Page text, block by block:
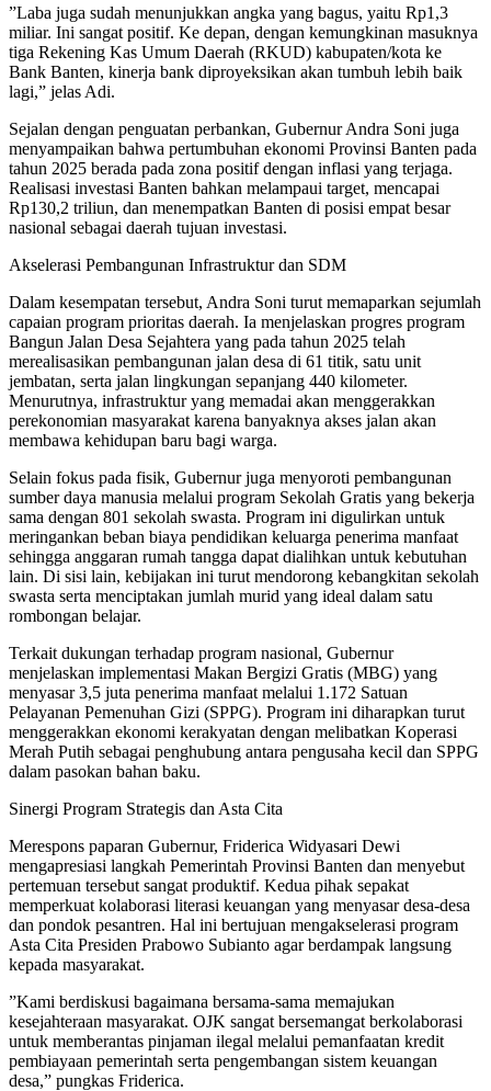
​”Laba juga sudah menunjukkan angka yang bagus, yaitu Rp1,3
miliar. Ini sangat positif. Ke depan, dengan kemungkinan masuknya
tiga Rekening Kas Umum Daerah (RKUD) kabupaten/kota ke
Bank Banten, kinerja bank diproyeksikan akan tumbuh lebih baik
lagi,” jelas Adi.
​Sejalan dengan penguatan perbankan, Gubernur Andra Soni juga
menyampaikan bahwa pertumbuhan ekonomi Provinsi Banten pada
tahun 2025 berada pada zona positif dengan inflasi yang terjaga.
Realisasi investasi Banten bahkan melampaui target, mencapai
Rp130,2 triliun, dan menempatkan Banten di posisi empat besar
nasional sebagai daerah tujuan investasi.
​Akselerasi Pembangunan Infrastruktur dan SDM
Dalam kesempatan tersebut, Andra Soni turut memaparkan sejumlah
capaian program prioritas daerah. Ia menjelaskan progres program
Bangun Jalan Desa Sejahtera yang pada tahun 2025 telah
merealisasikan pembangunan jalan desa di 61 titik, satu unit
jembatan, serta jalan lingkungan sepanjang 440 kilometer.
Menurutnya, infrastruktur yang memadai akan menggerakkan
perekonomian masyarakat karena banyaknya akses jalan akan
membawa kehidupan baru bagi warga.
​Selain fokus pada fisik, Gubernur juga menyoroti pembangunan
sumber daya manusia melalui program Sekolah Gratis yang bekerja
sama dengan 801 sekolah swasta. Program ini digulirkan untuk
meringankan beban biaya pendidikan keluarga penerima manfaat
sehingga anggaran rumah tangga dapat dialihkan untuk kebutuhan
lain. Di sisi lain, kebijakan ini turut mendorong kebangkitan sekolah
swasta serta menciptakan jumlah murid yang ideal dalam satu
rombongan belajar.
​Terkait dukungan terhadap program nasional, Gubernur
menjelaskan implementasi Makan Bergizi Gratis (MBG) yang
menyasar 3,5 juta penerima manfaat melalui 1.172 Satuan
Pelayanan Pemenuhan Gizi (SPPG). Program ini diharapkan turut
menggerakkan ekonomi kerakyatan dengan melibatkan Koperasi
Merah Putih sebagai penghubung antara pengusaha kecil dan SPPG
dalam pasokan bahan baku.
​Sinergi Program Strategis dan Asta Cita
Merespons paparan Gubernur, Friderica Widyasari Dewi
mengapresiasi langkah Pemerintah Provinsi Banten dan menyebut
pertemuan tersebut sangat produktif. Kedua pihak sepakat
memperkuat kolaborasi literasi keuangan yang menyasar desa-desa
dan pondok pesantren. Hal ini bertujuan mengakselerasi program
Asta Cita Presiden Prabowo Subianto agar berdampak langsung
kepada masyarakat.
​”Kami berdiskusi bagaimana bersama-sama memajukan
kesejahteraan masyarakat. OJK sangat bersemangat berkolaborasi
untuk memberantas pinjaman ilegal melalui pemanfaatan kredit
pembiayaan pemerintah serta pengembangan sistem keuangan
desa,” pungkas Friderica.